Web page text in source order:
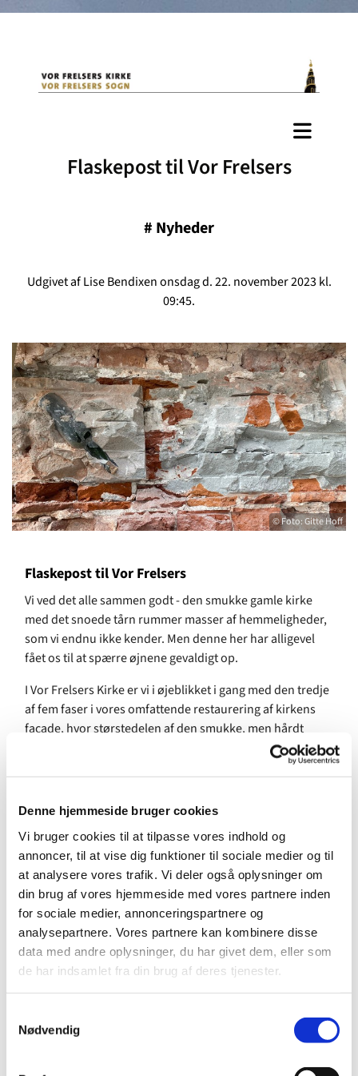
Denne hjemmeside bruger cookies
Vi bruger cookies til at tilpasse vores indhold og
annoncer, til at vise dig funktioner til sociale medier og til
at analysere vores trafik. Vi deler også oplysninger om
din brug af vores hjemmeside med vores partnere inden
for sociale medier, annonceringspartnere og
analysepartnere. Vores partnere kan kombinere disse
data med andre oplysninger, du har givet dem, eller som
de har indsamlet fra din brug af deres tjenester.
Nødvendig
Flaskepost til Vor Frelsers
# Nyheder
Udgivet af Lise Bendixen onsdag d. 22. november 2023 kl.
09:45.
© Foto: Gitte Hoff
Flaskepost til Vor Frelsers
Vi ved det alle sammen godt - den smukke gamle kirke
med det snoede tårn rummer masser af hemmeligheder,
som vi endnu ikke kender. Men denne her har alligevel
fået os til at spærre øjnene gevaldigt op.
I Vor Frelsers Kirke er vi i øjeblikket i gang med den tredje
af fem faser i vores omfattende restaurering af kirkens
facade, hvor størstedelen af den smukke, men hårdt
I forbindelse med nedtagningen af en sten, der tidligere
grønt, som dukkede op fra cementen bagved. Det viste sig
at være en gammel ølflaske med en lille seddel indeni!
Flasken gik desværre i stykker ved nedtagningen, men
den lille seddel blev afleveret til Nationalmuseet. Her blev
den rullet ud og nænsomt samlet igen, så man kunne
læse beskeden skrevet med blyant:
“Denne Seddel er lagt i Flaske af Stenhugger Alfred
Nielsen o- ---mrerforma--
Cornel--- Andersen d. -7.september 1903.”